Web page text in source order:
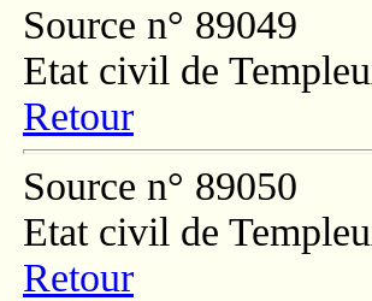
Source n° 89049
Etat civil de
Retour
Source n° 89050
Etat civil de
Retour